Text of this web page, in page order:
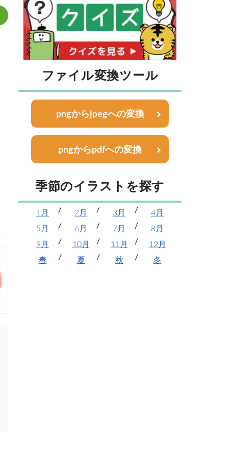
ファイル変換ツール
pngからjpegへの変換
pngからpdfへの変換
季節のイラストを探す
1月 2月 3月
4月
5月
6月 7月
8月
9月
10月 11月
12月
春
夏 秋 冬